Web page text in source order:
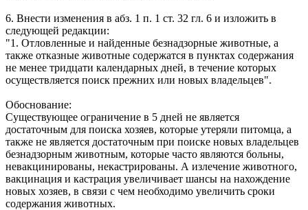
6. Внести изменения в абз. 1 п. 1 ст. 32 гл. 6 и изложить в
следующей редакции:
"1. Отловленные и найденные безнадзорные животные, а
также отказные животные содержатся в пунктах содержания
не менее тридцати календарных дней, в течение которых
осуществляется поиск прежних или новых владельцев".
Обоснование:
Существующее ограничение в 5 дней не является
достаточным для поиска хозяев, которые утеряли питомца, а
также не является достаточным при поиске новых владельцев
безнадзорным животным, которые часто являются больны,
невакцинированы, некастрированы. А излечение животного,
вакцинация и кастрация увеличивает шансы на нахождение
новых хозяев, в связи с чем необходимо увеличить сроки
содержания животных.